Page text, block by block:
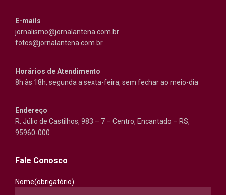
E-mails
jornalismo@jornalantena.com.br
fotos@jornalantena.com.br
Horários de Atendimento
8h às 18h, segunda a sexta-feira, sem fechar ao meio-dia
Endereço
R. Júlio de Castilhos, 983 – 7 – Centro, Encantado – RS,
95960-000
Fale Conosco
Nome(obrigatório)